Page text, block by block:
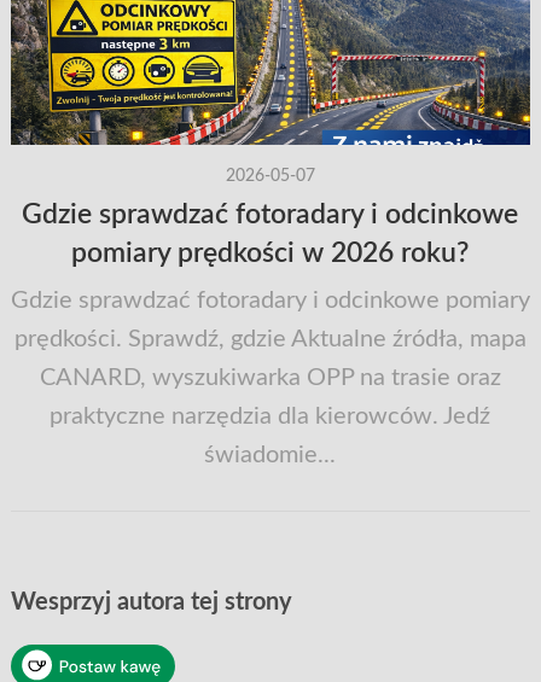
2026-05-07
Gdzie sprawdzać fotoradary i odcinkowe
pomiary prędkości w 2026 roku?
Gdzie sprawdzać fotoradary i odcinkowe pomiary
prędkości. Sprawdź, gdzie Aktualne źródła, mapa
CANARD, wyszukiwarka OPP na trasie oraz
praktyczne narzędzia dla kierowców. Jedź
świadomie...
Wesprzyj autora tej strony